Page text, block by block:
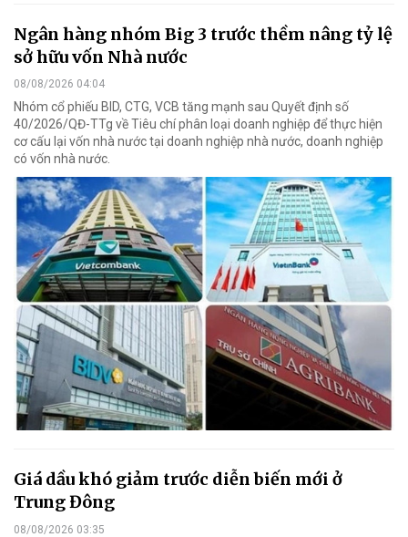
Ngân hàng nhóm Big 3 trước thềm nâng tỷ lệ
sở hữu vốn Nhà nước
08/08/2026 04:04
Nhóm cổ phiếu BID, CTG, VCB tăng mạnh sau Quyết định số
40/2026/QĐ-TTg về Tiêu chí phân loại doanh nghiệp để thực hiện
cơ cấu lại vốn nhà nước tại doanh nghiệp nhà nước, doanh nghiệp
có vốn nhà nước.
Giá dầu khó giảm trước diễn biến mới ở
Trung Đông
08/08/2026 03:35